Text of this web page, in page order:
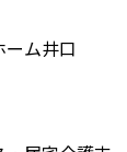
ム井口